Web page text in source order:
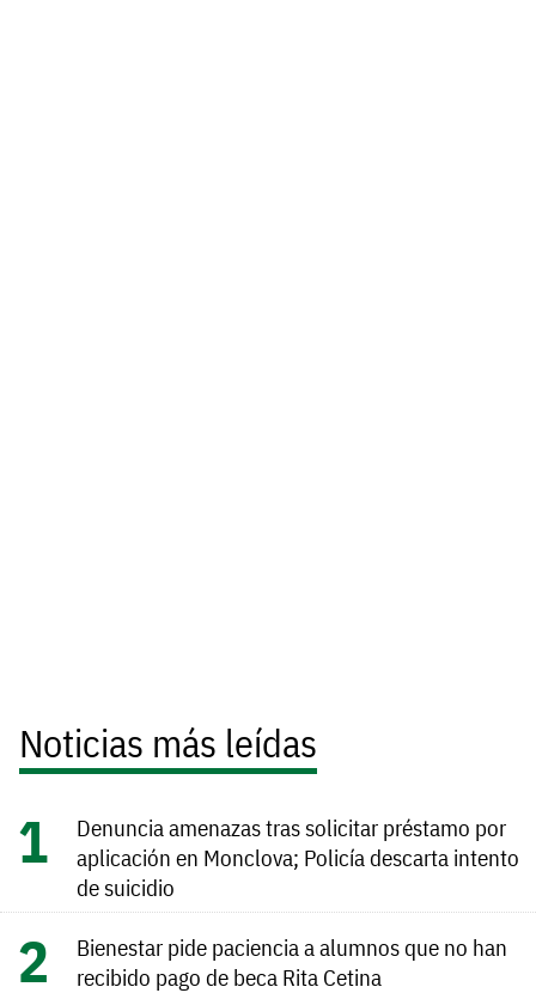
Noticias más leídas
Denuncia amenazas tras solicitar préstamo por
aplicación en Monclova; Policía descarta intento
de suicidio
Bienestar pide paciencia a alumnos que no han
recibido pago de beca Rita Cetina